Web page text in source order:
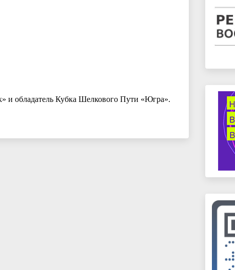
и обладатель Кубка Шелкового Пути «Югра».